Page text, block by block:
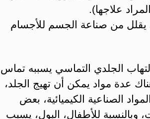
علاجها).
من صناعة الجسم للأجسام
الجلدي التماسي يسببه تماس
عدة مواد يمكن أن تهيج الجلد،
الصناعية الكيميائية، بعض
وبالنسبة للأطفال، البول، يسبب